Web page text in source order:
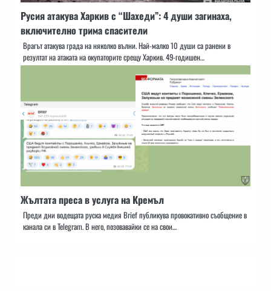
Русия атакува Харкив с “Шахеди”: 4 души загинаха,
включително трима спасители
Врагът атакува града на няколко вълни. Най-малко 10 души са ранени в
резултат на атаката на окупаторите срещу Харкив. 49-годишен…
Жълтата преса в услуга на Кремъл
Преди дни водещата руска медия Brief публикува провокативно съобщение в
канала си в Telegram. В него, позовавайки се на свои…